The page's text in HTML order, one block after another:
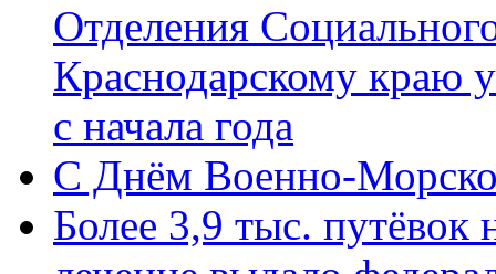
Отделения
Краснодарскому краю
с начала года
C Днём Военно-
Более 3,9 тыс. путёвок